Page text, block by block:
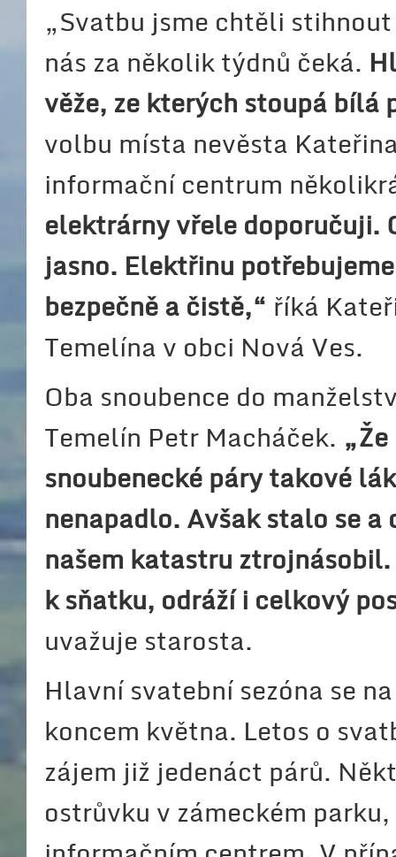
„Svatbu jsme chtěli
nás za několik týdnů čeká.
věže, ze kterých stoupá
volbu místa nevěsta
informační centrum
elektrárny vřele doporučuji.
jasno. Elektřinu
bezpečně a čistě,“ říká
Temelína v obci Nová Ves.
Oba snoubence do
Temelín Petr Macháček.
snoubenecké páry takové
nenapadlo. Avšak stalo se
našem katastru
k sňatku, odráží i celkový
uvažuje starosta.
Hlavní svatební sezóna se
koncem května. Letos o
zájem již jedenáct párů.
ostrůvku v zámeckém